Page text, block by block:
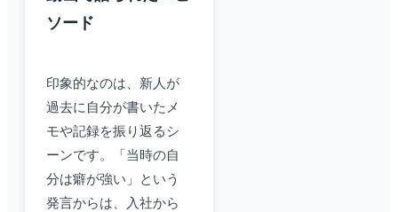
ソード
印象的なのは、新人が
過去に自分が書いたメ
モや記録を振り返るシ
ーンです。「当時の自
分は癖が強い」という
発言からは、入社から